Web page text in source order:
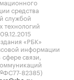
средства
службой
технологий
«РБК»
информации
связи,
82385)